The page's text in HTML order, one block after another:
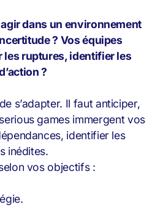
dans un environnement
? Vos équipes
ruptures, identifier les
?
s’adapter. Il faut anticiper,
games immergent vos
identifier les
inédites.
vos objectifs :